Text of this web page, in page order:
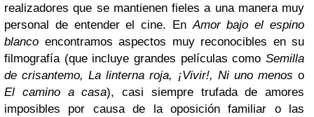
realizadores que se mantienen fieles a una manera muy
personal de entender el cine. EnAmor bajo el espino
blanco encontramos aspectos muy reconocibles en su
filmografía (que incluye grandes películas como Semilla
de crisantemo, La linterna roja, ¡Vivir!, Ni uno menos o
El camino a casa), casi siempre trufada de amores
imposibles por causa de la oposición familiar o las